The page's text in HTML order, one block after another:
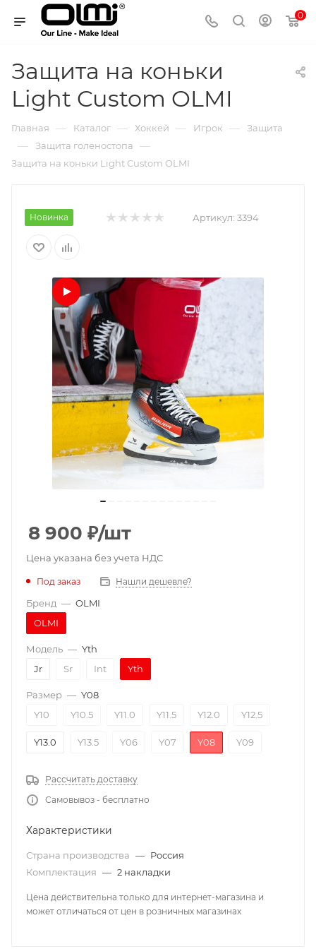
0
Защита на коньки
Light Custom OLMI
Главная — Каталог — Хоккей — Игрок — Защита
— Защита голеностопа —
Защита на коньки Light Custom OLMI
Новинка Артикул: 3394
8 900 ₽/шт
Цена указана без учета НДС
Под заказ Нашли дешевле?
Бренд — OLMI
OLMI
Модель — Yth
Jr
Sr Int Yth
Размер — Y08
Y10
Y10.5 Y11.0 Y11.5 Y12.0 Y12.5
Y13.0 Y13.5 Y06 Y07 Y08 Y09
Рассчитать доставку
Самовывоз - бесплатно
Характеристики
Страна производства — Россия
Комплектация — 2 накладки
Цена действительна только для интернет-магазина и
может отличаться от цен в розничных магазинах